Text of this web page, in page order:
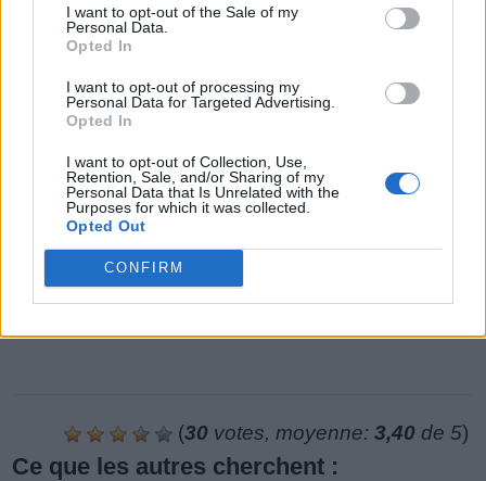
I want to opt-out of the Sale of my
Personal Data.
Opted In
I want to opt-out of processing my
Personal Data for Targeted Advertising.
Opted In
I want to opt-out of Collection, Use,
Retention, Sale, and/or Sharing of my
Personal Data that Is Unrelated with the
Purposes for which it was collected.
Opted Out
CONFIRM
Le niveau de jeu n'a pas été trouvé.
(30 votes, moyenne: 3,40 de 5)
Ce que les autres cherchent :